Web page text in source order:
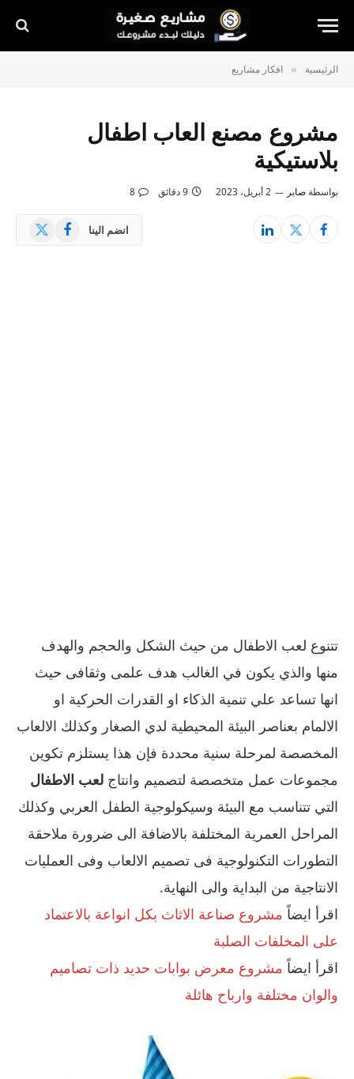
الرئيسية » افكار مشاريع
مشروع مصنع العاب اطفال
بلاستيكية
بواسطة صابر 2 أبريل، 2023 9 دقائق 8
انضم الينا فيسبوك
تتنوع لعب الاطفال من حيث الشكل والحجم والهدف
منها والذي يكون في الغالب هدف علمى وثقافى حيث
انها تساعد علي تنمية الذكاء او القدرات الحركية او
الالمام بعناصر البيئة المحيطية لدي الصغار وكذلك الالعاب
المخصصة لمرحلة سنية محددة فإن هذا يستلزم تكوين
مجموعات عمل متخصصة لتصميم وانتاج لعب الاطفال
التي تتناسب مع البيئة وسيكولوجية الطفل العربي وكذلك
المراحل العمرية المختلفة بالاضافة الى ضرورة ملاحقة
التطورات التكنولوجية فى تصميم الالعاب وفى العمليات
الانتاجية من البداية والى النهاية.
اقرأ ايضاً مشروع صناعة الاثاث بكل انواعة بالاعتماد
على المخلفات الصلبة
اقرأ ايضاً مشروع معرض بوابات حديد ذات تصاميم
والوان مختلفة وارباح هائلة